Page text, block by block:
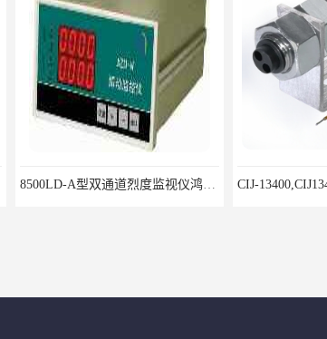
8500LD-A型双通道烈度监视仪鸿泰产品性价比好